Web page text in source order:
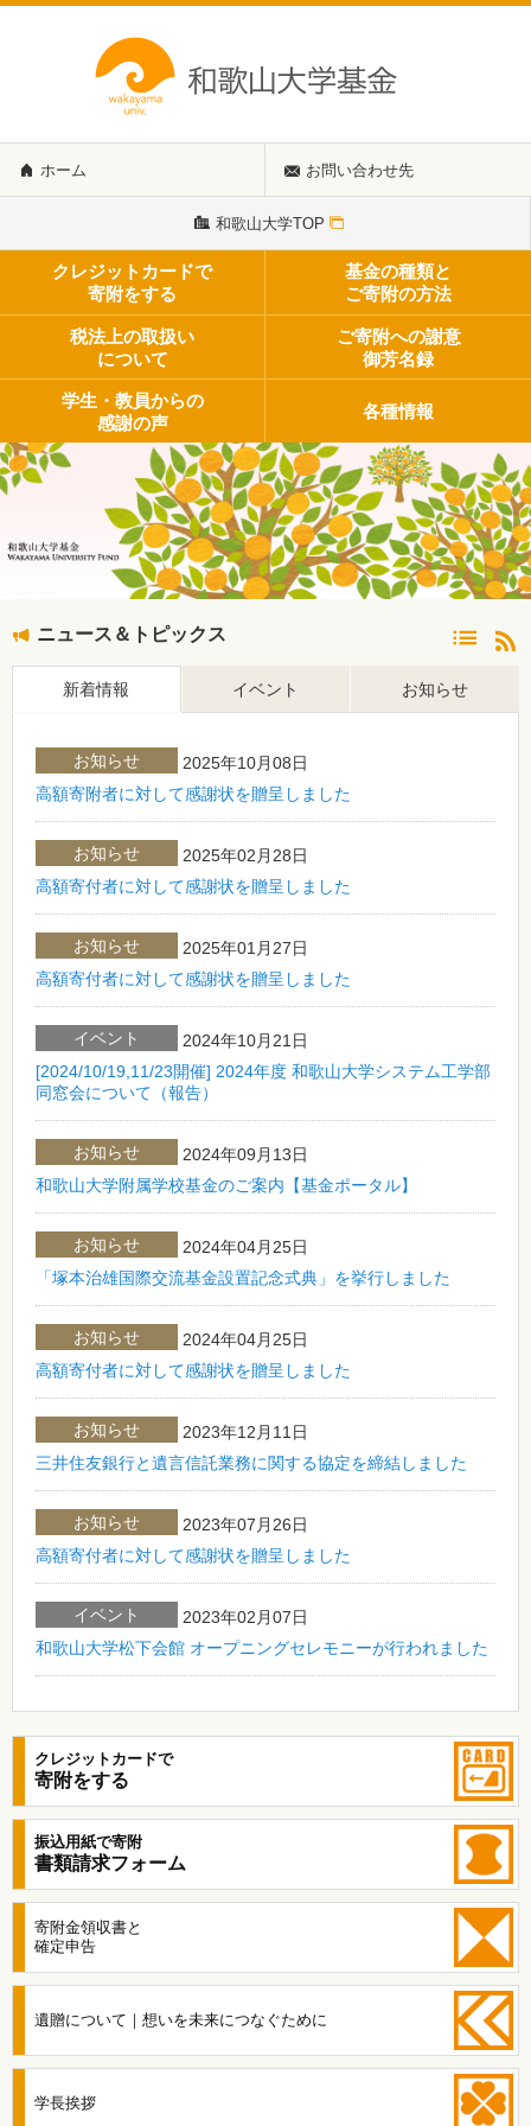
ホーム お問い合わせ先
和歌山大学TOP
クレジットカードで
寄附をする
基金の種類と
ご寄附の方法
税法上の取扱い
について
ご寄附への謝意
御芳名録
学生・教員からの
感謝の声
各種情報
ニュース＆トピックス
新着情報 イベント お知らせ
お知らせ
2025年10月08日
高額寄附者に対して感謝状を贈呈しました
お知らせ
2025年02月28日
高額寄付者に対して感謝状を贈呈しました
お知らせ
2025年01月27日
高額寄付者に対して感謝状を贈呈しました
イベント
2024年10月21日
[2024/10/19,11/23開催] 2024年度 和歌山大学システム工学部
同窓会について（報告）
お知らせ
2024年09月13日
和歌山大学附属学校基金のご案内【基金ポータル】
お知らせ
2024年04月25日
「塚本治雄国際交流基金設置記念式典」を挙行しました
お知らせ
2024年04月25日
高額寄付者に対して感謝状を贈呈しました
お知らせ
2023年12月11日
三井住友銀行と遺言信託業務に関する協定を締結しました
お知らせ
2023年07月26日
高額寄付者に対して感謝状を贈呈しました
イベント
2023年02月07日
和歌山大学松下会館 オープニングセレモニーが行われました
クレジットカードで
寄附をする
振込用紙で寄附
書類請求フォーム
寄附金領収書と
確定申告
遺贈について｜想いを未来につなぐために
学長挨拶